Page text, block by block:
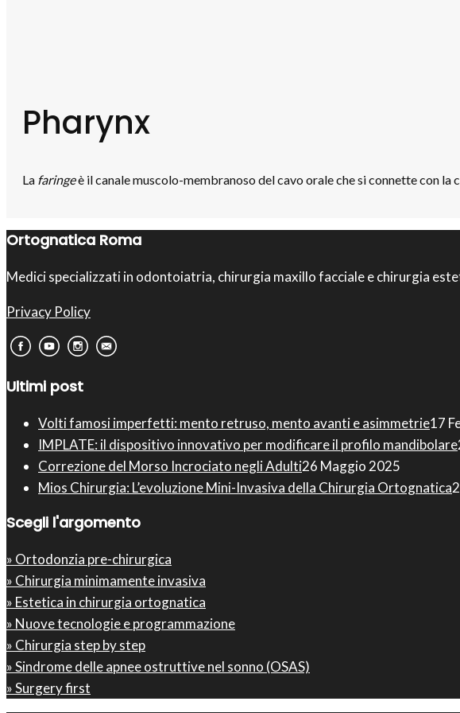
Pharynx
La faringeè il canale muscolo-membranoso del cavo orale che si connette con la
Ortognatica Roma
Medici specializzati in odontoiatria, chirurgia maxillo facciale e chirurgia
Privacy Policy
Ultimi post
Volti famosi imperfetti: mento retruso, mento avanti e asimmetrie17
IMPLATE: il dispositivo innovativo per modificare il profilo mandibolare
Correzione del Morso Incrociato negli Adulti26 Maggio 2025
Mios Chirurgia : L’evoluzione Mini-Invasiva della Chirurgia Ortognatica
Scegli l'argomento
» Ortodonzia pre-chirurgica
» Chirurgia minimamente invasiva
» Estetica in chirurgia ortognatica
» Nuove tecnologie e programmazione
» Chirurgia step by step
» Sindrome delle apnee ostruttive nel sonno (OSAS)
» Surgery first